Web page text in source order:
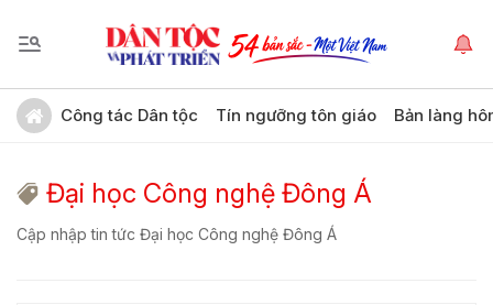
Công tác Dân tộc Tín ngưỡng tôn giáo Bản làng
Đại học Công nghệ Đông Á
Cập nhập tin tức Đại học Công nghệ Đông Á